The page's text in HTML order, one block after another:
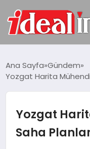
BILGISAYAR
DÜNYA
SEYAHAT
Ana Sayfa Gündem
Yozgat Harita
Yozgat
Saha